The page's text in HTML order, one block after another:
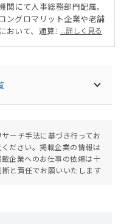
にて人事総務部門配属。
ングロマリット企業や老舗
おいて、通算30年以上にわ
...詳しく見る
ーチ手法に基づき行ってお
ださい。掲載企業の情報は
企業へのお仕事の依頼は十
と責任でお願いいたします